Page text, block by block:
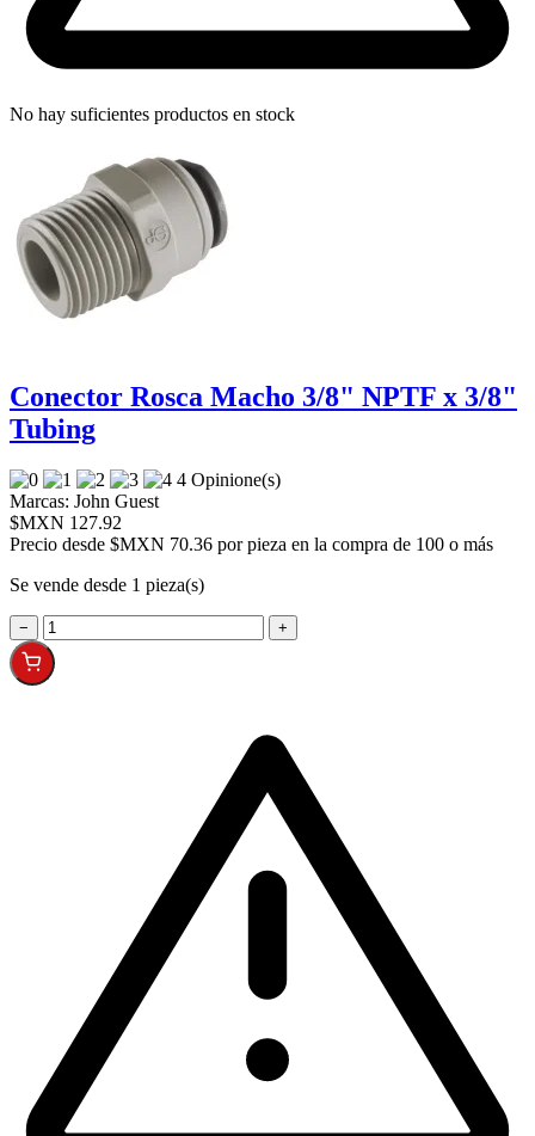
No hay suficientes productos en stock
Conector Rosca Macho 3/8" NPTF x 3/8"
Tubing
4 Opinione(s)
Marcas: John Guest
$MXN 127.92
Precio desde $MXN 70.36 por pieza en la compra de 100 o más
Se vende desde 1 pieza(s)
− +